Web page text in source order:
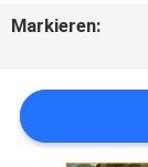
SITEMAP
Markieren: